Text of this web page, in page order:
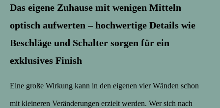
Das eigene Zuhause mit wenigen Mitteln
optisch aufwerten – hochwertige Details wie
Beschläge und Schalter sorgen für ein
exklusives Finish
Eine große Wirkung kann in den eigenen vier Wänden schon
mit kleineren Veränderungen erzielt werden. Wer sich nach